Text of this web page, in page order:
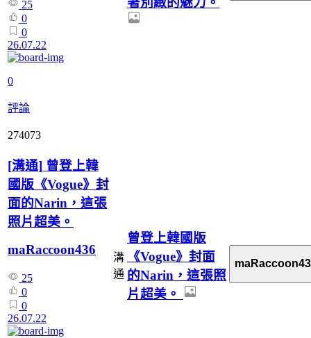
25
0
0
26.07.22
0
評論
274073
[溝通] 曾登上韓
國版《Vogue》封
面的Narin，這張
照片超美。
maRaccoon436
25
0
0
26.07.22
溝
通
曾登上韓國版
《Vogue》封面
的Narin，這張照
片超美。